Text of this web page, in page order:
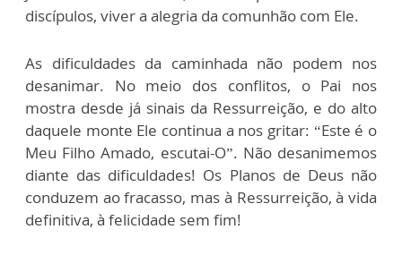
discípulos, viver a alegria da comunhão com Ele.
As dificuldades da caminhada não podem nos
desanimar. No meio dos conflitos, o Pai nos
mostra desde já sinais da Ressurreição, e do alto
daquele monte Ele continua a nos gritar: “Este é o
Meu Filho Amado, escutai-O”. Não desanimemos
diante das dificuldades! Os Planos de Deus não
conduzem ao fracasso, mas à Ressurreição, à vida
definitiva, à felicidade sem fim!